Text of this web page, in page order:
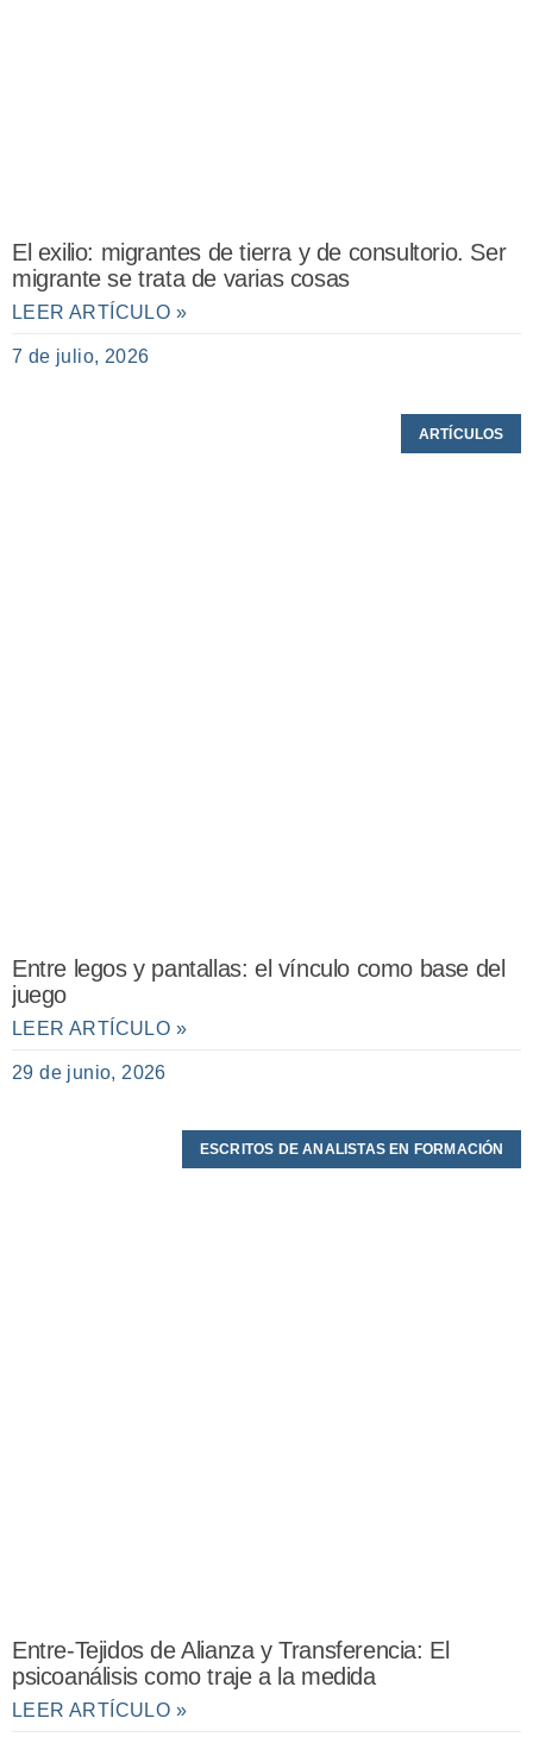
El exilio: migrantes de tierra y de consultorio. Ser
migrante se trata de varias cosas
LEER ARTÍCULO »
7 de julio, 2026
ARTÍCULOS
Entre legos y pantallas: el vínculo como base del
juego
LEER ARTÍCULO »
29 de junio, 2026
ESCRITOS DE ANALISTAS EN FORMACIÓN
Entre-Tejidos de Alianza y Transferencia: El
psicoanálisis como traje a la medida
LEER ARTÍCULO »